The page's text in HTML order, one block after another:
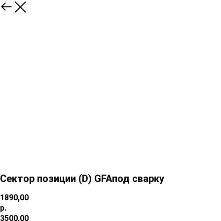
Сектор позиции (D) GFAпод сварку
1890,00
р.
3500,00